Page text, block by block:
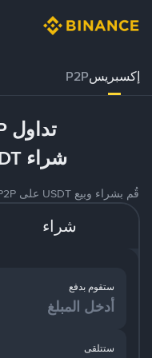
إكسبريسP2P
تداول P2P إكسبريس
شراء USDT مقابل AUD
قُم بشراء وبيع USDT على Binance P2P باستخدام العديد من طرق الدفع
شراء
ستقوم بدفع
ستتلقى